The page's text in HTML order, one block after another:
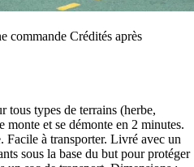
commande Crédités après
tous types de terrains (herbe,
monte et se démonte en 2 minutes.
Facile à transporter. Livré avec un
sous la base du but pour protéger